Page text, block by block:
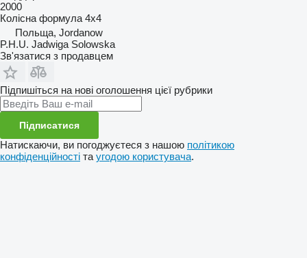
2000
Колісна формула 4x4
Польща, Jordanow
P.H.U. Jadwiga Solowska
Зв'язатися з продавцем
Підпишіться на нові оголошення цієї рубрики
Підписатися
Натискаючи, ви погоджуєтеся з нашою політикою
конфіденційності та угодою користувача.